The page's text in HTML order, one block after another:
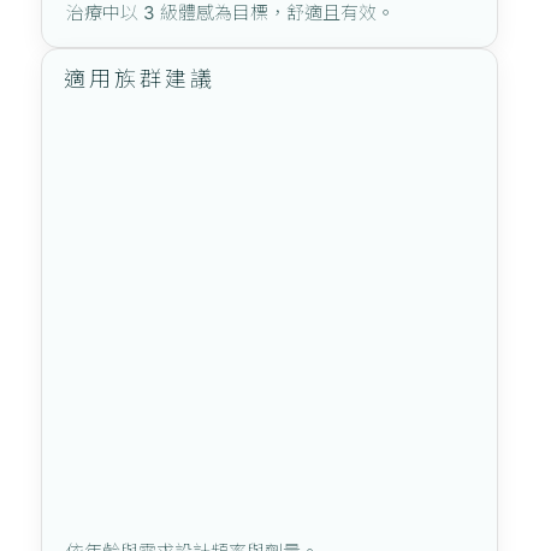
治療中以 3 級體感為目標，舒適且有效。
適用族群建議